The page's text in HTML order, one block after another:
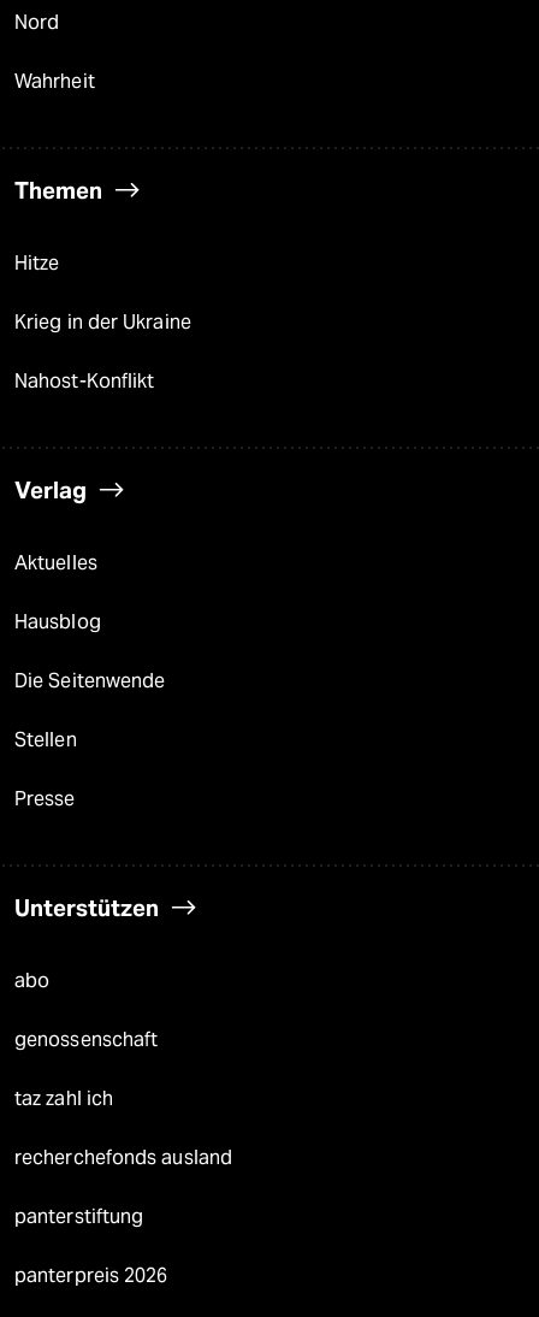
Nord
Wahrheit
Themen
Hitze
Krieg in der Ukraine
Nahost-Konflikt
Verlag
Aktuelles
Hausblog
Die Seitenwende
Stellen
Presse
Unterstützen
abo
genossenschaft
taz zahl ich
recherchefonds ausland
panterstiftung
panterpreis 2026